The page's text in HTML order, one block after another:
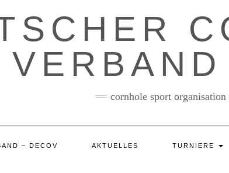
cornhole sport organisation
– DECOV AKTUELLES TURNIERE